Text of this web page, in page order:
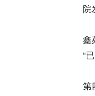
院
鑫
“
第